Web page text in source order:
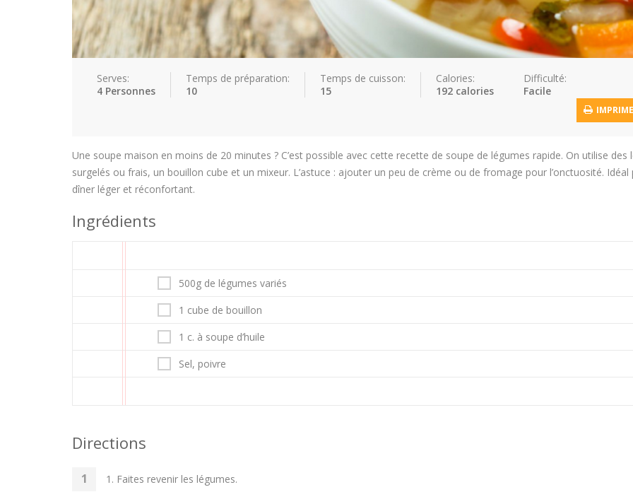
Serves:
4 Personnes
Temps de préparation:
10
Temps de cuisson:
15
Calories:
192 calories
Difficulté:
Facile
Une soupe maison en moins de 20 minutes ? C’est possible avec cette recette de soupe de légumes rapide. On utilise des
surgelés ou frais, un bouillon cube et un mixeur. L’astuce : ajouter un peu de crème ou de fromage pour l’onctuosité. Idéal
dîner léger et réconfortant.
Ingrédients
500g de légumes variés
1 cube de bouillon
1 c. à soupe d’huile
Sel, poivre
Directions
1. Faites revenir les légumes.